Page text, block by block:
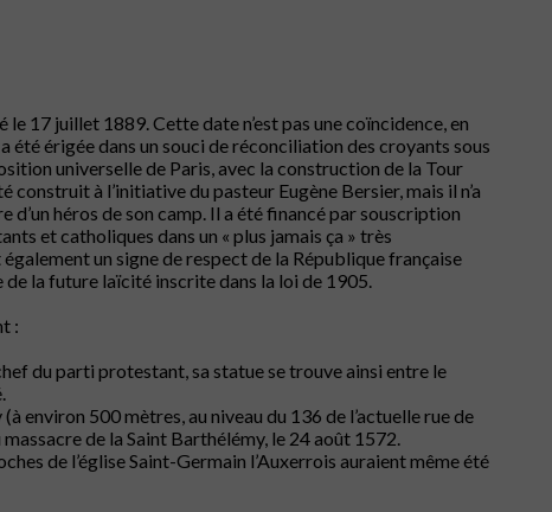
17 juillet 1889. Cette date n’est pas une coïncidence, en
érigée dans un souci de réconciliation des croyants sous
universelle de Paris, avec la construction de la Tour
à l’initiative du pasteur Eugène Bersier, mais il n’a
héros de son camp. Il a été financé par souscription
et catholiques dans un « plus jamais ça » très
un signe de respect de la République française
de la future laïcité inscrite dans la loi de 1905.
:
du parti protestant, sa statue se trouve ainsi entre le
environ 500 mètres, au niveau du 136 de l’actuelle rue de
de la Saint Barthélémy, le 24 août 1572.
de l’église Saint-Germain l’Auxerrois auraient même été